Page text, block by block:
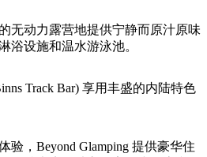
无动力露营地提供宁静而原汁原味
浴设施和温水游泳池。
Track Bar) 享用丰盛的内陆特色
验，Beyond Glamping 提供豪华住